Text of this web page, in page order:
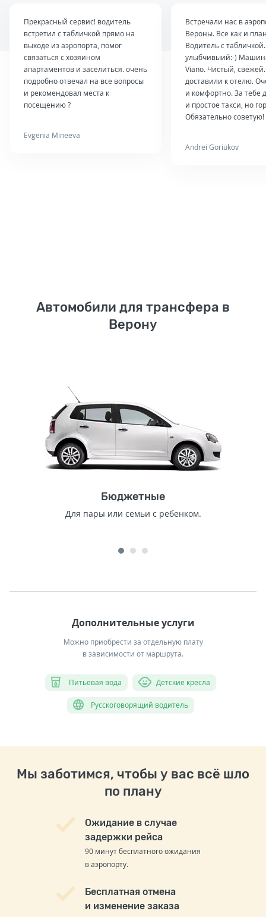
Прекрасный сервис! водитель
встретил с табличкой прямо на
выходе из аэропорта, помог
связаться с хозяином
апартаментов и заселиться. очень
подробно отвечал на все вопросы
и рекомендовал места к
посещению ?
Evgenia Mineeva
Встречали нас в
Вероны. Все как и
Водитель с
улыбчивыий:-)
Viano. Чистый,
доставили к отелю.
и комфортно. За тебе
и простое такси, но
Обязательно советую!
Andrei Goriukov
Автомобили для трансфера в
Верону
Бюджетные
Для пары или семьи с ребенком.
Дополнительные услуги
Можно приобрести за отдельную плату
в зависимости от маршрута.
Питьевая вода Детские кресла
Русскоговорящий водитель
Мы заботимся, чтобы у вас всё шло
по плану
Ожидание в случае
задержки рейса
90 минут бесплатного ожидания
в аэропорту.
Бесплатная отмена
и изменение заказа